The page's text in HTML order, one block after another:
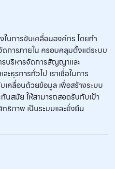
นการขับเคลื่อนองค์กร โดยทำ
การภายใน ครอบคลุมตั้งแต่ระบบ
รบริหารจัดการสัญญาและ
ธุรการทั่วไป เราเชื่อในการ
คลื่อนด้วยข้อมูล เพื่อสร้างระบบ
สมัย ให้สามารถสอดรับกับเป้า
ธิภาพ เป็นระบบและยั่งยืน